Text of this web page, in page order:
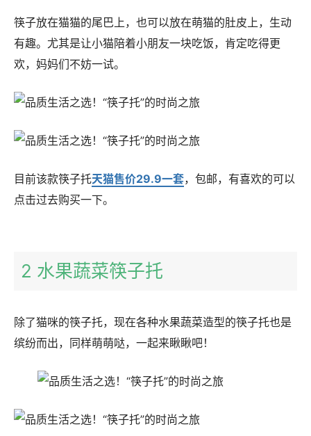
筷子放在猫猫的尾巴上，也可以放在萌猫的肚皮上，生动
有趣。尤其是让小猫陪着小朋友一块吃饭，肯定吃得更
欢，妈妈们不妨一试。
目前该款筷子托天猫售价29.9一套，包邮，有喜欢的可以
点击过去购买一下。
2 水果蔬菜筷子托
除了猫咪的筷子托，现在各种水果蔬菜造型的筷子托也是
缤纷而出，同样萌萌哒，一起来瞅瞅吧！